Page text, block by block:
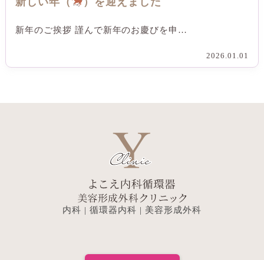
新年のご挨拶 謹んで新年のお慶びを申…
2026.01.01
内科 | 循環器内科 | 美容形成外科